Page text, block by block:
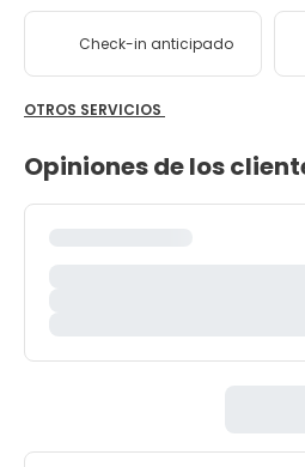
Check-in anticipado
OTROS SERVICIOS
Opiniones de los